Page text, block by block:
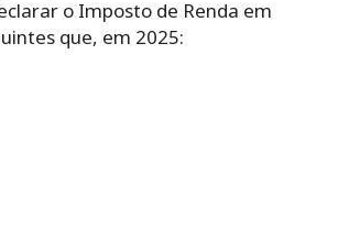
o Imposto de Renda em
que, em 2025: